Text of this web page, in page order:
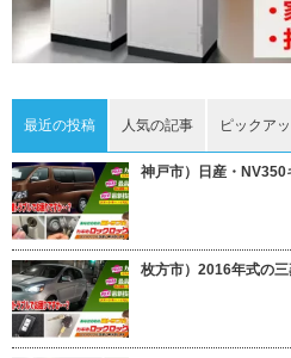
最近の投稿 人気の記事 ピックア
神戸市）日産・
枚方市）2016年式の